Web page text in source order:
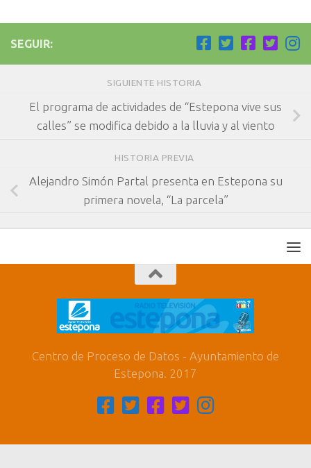
SEGUIR:
SIGUIENTE HISTORIA
El programa de actividades de “Estepona vive sus
calles” se modifica debido a la lluvia y al viento
HISTORIA PREVIA
Alejandro Simón Partal presenta en Estepona su
primera novela, “La parcela”
Centro de Proceso de Datos - Ayuntamiento de
Estepona. 2017